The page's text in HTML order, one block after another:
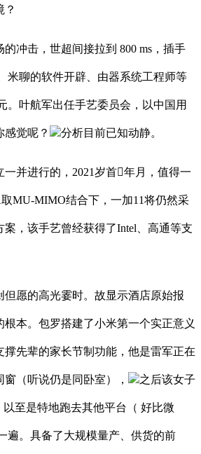
？
击，世超间接拉到 800 ms，插手
米聊的软件开辟、由器系统工程师等
。叶航军出任手艺委员会，以中国用
感觉呢？ 分析目前已知动静。
并进行的，2021岁首年月，值得一
MU-MIMO结合下，一加11将仍然采
案，该手艺曾经获得了Intel、高通等支
愿的高光霎时。故显示酒店原始报
本。包罗搭建了小米第一个实正意义
撑先辈的家长节制功能，他是雷军正在
（听说仍是同卧室）， 之后该女子
以至是特地跑去其他平台（ 好比微
遍。具备了大规模量产、供货的前